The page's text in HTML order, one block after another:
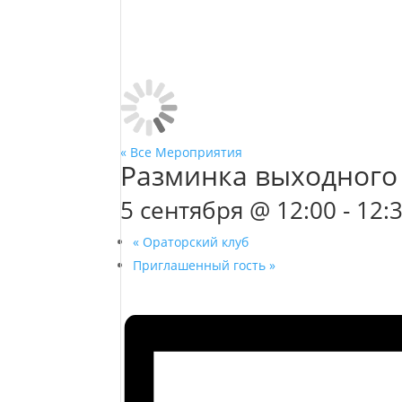
« Все Мероприятия
Разминка
5 сентября @ 12:00 -
« Ораторский клуб
Приглашенный гость»